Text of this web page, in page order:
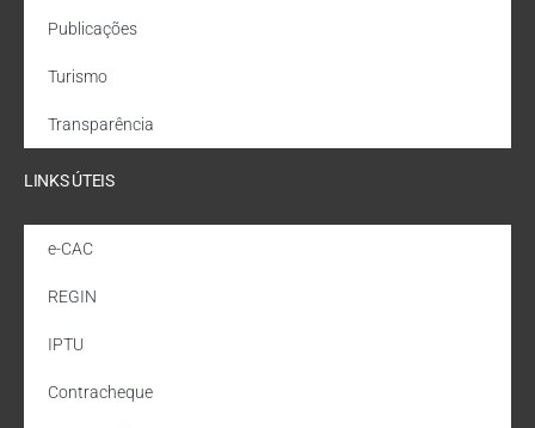
Publicações
Turismo
Transparência
LINKS ÚTEIS
e-CAC
REGIN
IPTU
Contracheque